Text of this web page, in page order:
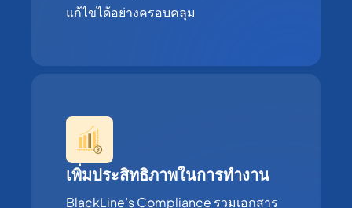
แก้ไขได้อย่างครอบคลุม
เพิ่มประสิทธิภาพในการทำงาน
BlackLine’s Compliance รวมเอกสาร